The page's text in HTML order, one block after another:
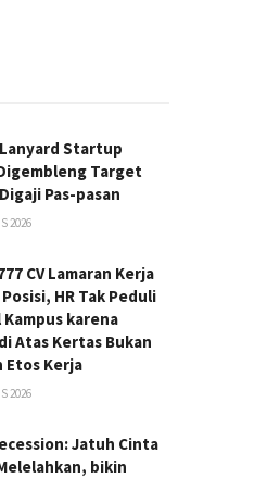
Startup
Target
Pas-pasan
2026
CV Lamaran Kerja
HR Tak Peduli
Kampus karena
Atas Kertas Bukan
Etos Kerja
2026
Jatuh Cinta
bikin